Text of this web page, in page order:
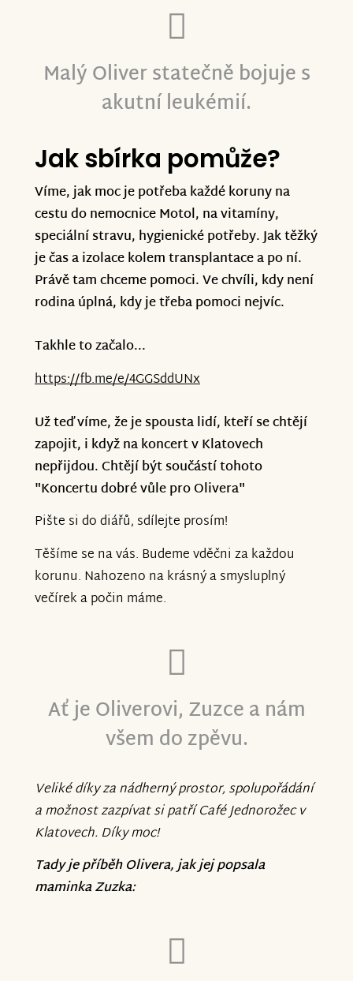
Malý Oliver statečně bojuje s
akutní leukémií.
Jak sbírka pomůže?
Víme, jak moc je potřeba každé koruny na
cestu do nemocnice Motol, na vitamíny,
speciální stravu, hygienické potřeby. Jak těžký
je čas a izolace kolem transplantace a po ní.
Právě tam chceme pomoci. Ve chvíli, kdy není
rodina úplná, kdy je třeba pomoci nejvíc.
Takhle to začalo...
https://fb.me/e/4GGSddUNx
Už teď víme, že je spousta lidí, kteří se chtějí
zapojit, i když na koncert v Klatovech
nepřijdou. Chtějí být součástí tohoto
"Koncertu dobré vůle pro Olivera"
Pište si do diářů, sdílejte prosím!
Těšíme se na vás. Budeme vděčni za každou
korunu. Nahozeno na krásný a smysluplný
večírek a počin máme.
Ať je Oliverovi, Zuzce a nám
všem do zpěvu.
Veliké díky za nádherný prostor, spolupořádání
a možnost zazpívat si patří Café Jednorožec v
Klatovech. Díky moc!
Tady je příběh Olivera, jak jej popsala
maminka Zuzka: